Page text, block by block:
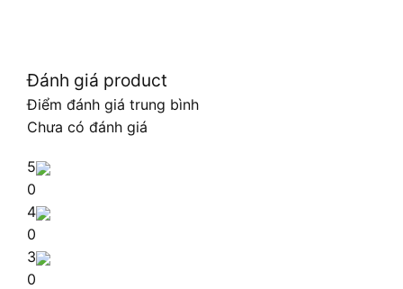
Đánh giá product
Điểm đánh giá trung bình
Chưa có đánh giá
5
0
4
0
3
0